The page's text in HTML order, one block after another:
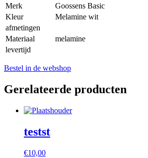
Merk
Goossens Basic
Kleur
Melamine wit
afmetingen
Materiaal
melamine
levertijd
Bestel in de webshop
Gerelateerde producten
testst
€10,00